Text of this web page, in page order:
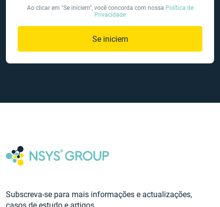
Ao clicar em "Se iniciem", você concorda com nossa Política de
Privacidade
Se iniciem
Subscreva-se para mais informações e actualizações,